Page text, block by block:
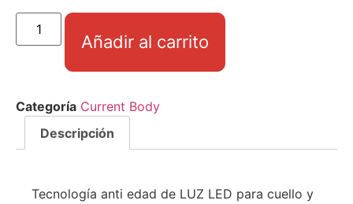
Añadir al carrito
Categoría Current Body
Descripción
Tecnología anti edad de LUZ LED para cuello y